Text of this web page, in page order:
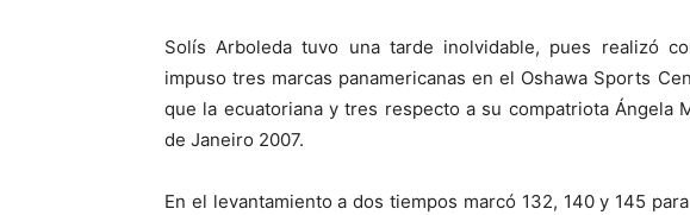
Solís Arboleda tuvo una tarde inolvidable, pues realizó
impuso tres marcas panamericanas en el Oshawa Sports
que la ecuatoriana y tres respecto a su compatriota Ángela
de Janeiro 2007.
En el levantamiento a dos tiempos marcó 132, 140 y 145